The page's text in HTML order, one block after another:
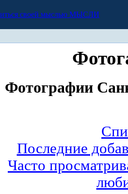
МЫСЛИ
Фотографии
Последние
Часто